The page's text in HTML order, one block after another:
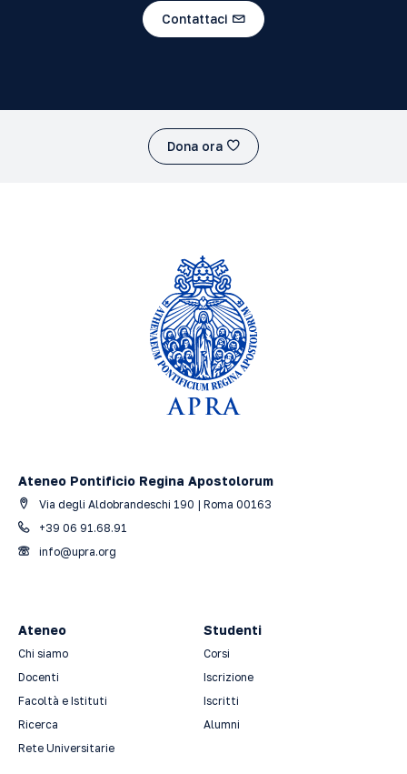
Contattaci
Dona ora
Ateneo Pontificio Regina Apostolorum
Via degli Aldobrandeschi 190 | Roma 00163
+39 06 91.68.91
info@upra.org
Ateneo
Chi siamo
Docenti
Facoltà e Istituti
Ricerca
Rete Universitarie
Studenti
Corsi
Iscrizione
Iscritti
Alumni